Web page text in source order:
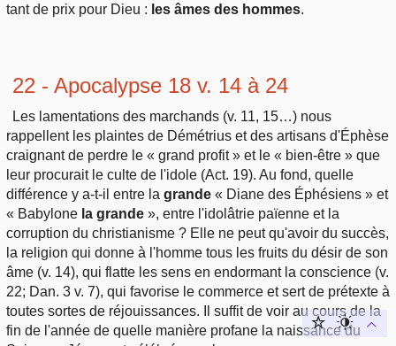
tant de prix pour Dieu : les âmes des hommes.
22 - Apocalypse 18 v. 14 à 24
Les lamentations des marchands (v. 11, 15…) nous
rappellent les plaintes de Démétrius et des artisans d'Éphèse
craignant de perdre le « grand profit » et le « bien-être » que
leur procurait le culte de l'idole (Act. 19). Au fond, quelle
différence y a-t-il entre la grande « Diane des Éphésiens » et
« Babylone la grande », entre l'idolâtrie païenne et la
corruption du christianisme ? Elle ne peut qu'avoir du succès,
la religion qui donne à l'homme tous les fruits du désir de son
âme (v. 14), qui flatte les sens en endormant la conscience (v.
22; Dan. 3 v. 7), qui favorise le commerce et sert de prétexte à
toutes sortes de réjouissances. Il suffit de voir au cours de la
fin de l'année de quelle manière profane la naissance du